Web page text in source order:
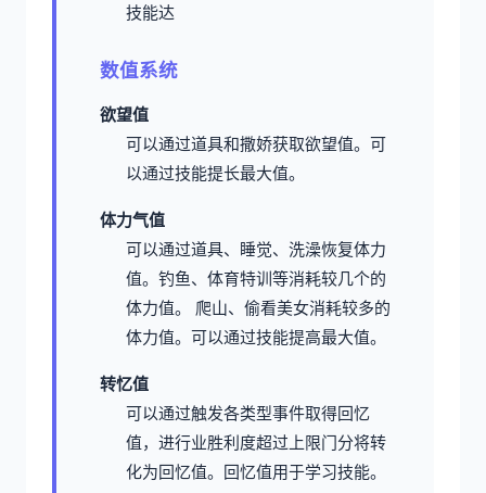
技能达
数值系统
欲望值
可以通过道具和撒娇获取欲望值。 可
以通过技能提长最大值。
体力气值
可以通过道具、睡觉、洗澡恢复体力
值。 钓鱼、体育特训等消耗较几个的
体力值。
爬山、偷看美女消耗较多的
体力值。 可以通过技能提高最大值。
转忆值
可以通过触发各类型事件取得回忆
值，进行业胜利度超过上限门分将转
化为回忆值。 回忆值用于学习技能。